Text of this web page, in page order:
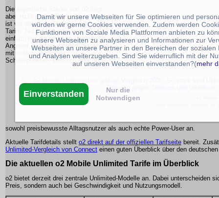
Die eigentliche Stärke von o2 liegt
aber nicht nur im Preis. Interessant
ist vor allem die Staffelung der
Tarife. Nutzer bekommen nicht
einfach nur ein einziges Unlimited-
Angebot, sondern mehrere Varianten
mit unterschiedlichen
Schwerpunkten. Dadurch spricht o2
sowohl preisbewusste Alltagsnutzer als auch echte Power-User an.
Aktuelle Tarifdetails stellt o2 direkt auf der offiziellen Tarifseite bereit.
Unlimited-Vergleich von Connect einen guten Überblick über den
Die aktuellen o2 Mobile Unlimited Tarife im Überblick
o2 bietet derzeit drei zentrale Unlimited-Modelle an. Dabei unterscheiden
Preis, sondern auch bei Geschwindigkeit und Nutzungsmodell.
Damit wir unsere Webseiten für Sie optimieren und
würden wir gerne Cookies verwenden. Zudem werden
Funktionen von Soziale Media Plattformen anbieten zu
unsere Webseiten zu analysieren und Informationen zur
Webseiten an unsere Partner in den Bereichen der sozialen
und Analysen weiterzugeben. Sind Sie widerruflich mit der
auf unseren Webseiten einverstanden?(mehr
Einverstanden
Nur die
Notwendigen